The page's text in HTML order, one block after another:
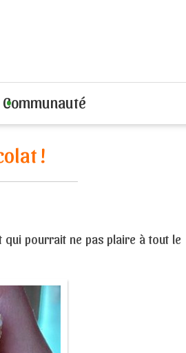
Communauté
!
qui pourrait ne pas plaire à tout le